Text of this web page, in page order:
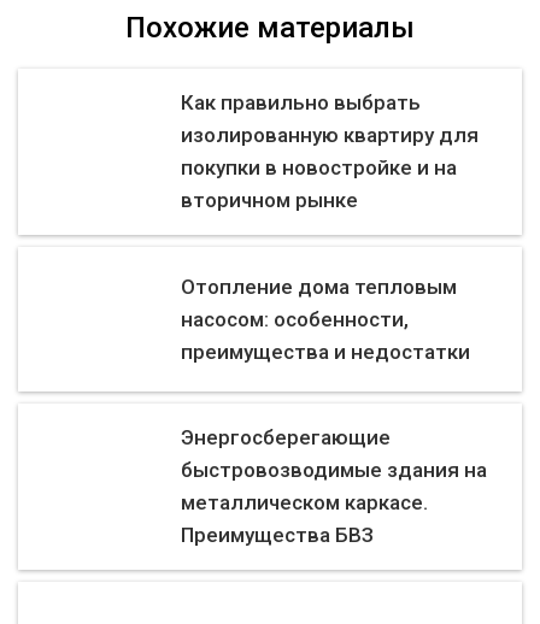
Похожие материалы
Как правильно выбрать
изолированную квартиру для
покупки в новостройке и на
вторичном рынке
Отопление дома тепловым
насосом: особенности,
преимущества и недостатки
Энергосберегающие
быстровозводимые здания на
металлическом каркасе.
Преимущества БВЗ